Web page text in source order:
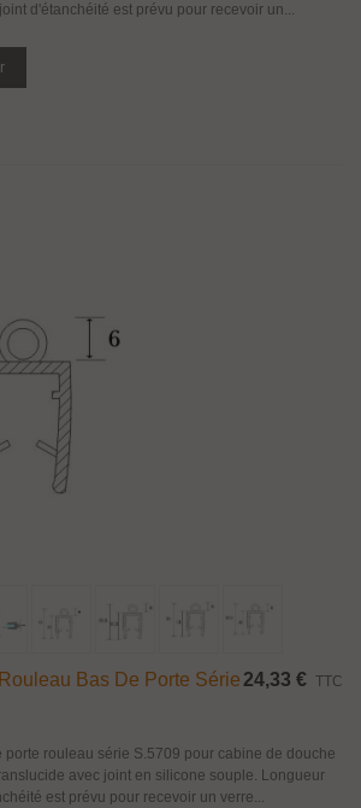
d'étanchéité est prévu pour recevoir un...
Bas De Porte Série24,33 € TTC
porte rouleau série S.5709 pour cabine de douche
avec joint en silicone souple. Longueur
est prévu pour recevoir un verre...